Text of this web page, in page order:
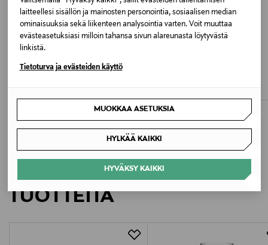
laitteellesi sisällön ja mainosten personointia, sosiaalisen median
ominaisuuksia sekä liikenteen analysointia varten. Voit muuttaa
evästeasetuksiasi milloin tahansa sivun alareunasta löytyvästä
linkistä.
Tietoturva ja evästeiden käyttö
MUOKKAA ASETUKSIA
HYLKÄÄ KAIKKI
HYVÄKSY KAIKKI
Väri
BRIGHT WHITE
Valmistajan tuotenumero
Valmistaja
Bestseller Wholesale Finland Oy
ALE –60%
NAME IT
LISÄÄ KIINNOSTAVIA
TUOTTEITA